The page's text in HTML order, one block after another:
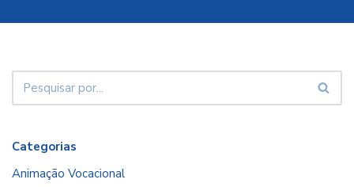
Categorias
Animação Vocacional